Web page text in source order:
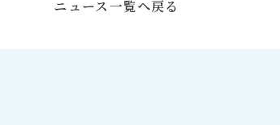
ニュース一覧へ戻る